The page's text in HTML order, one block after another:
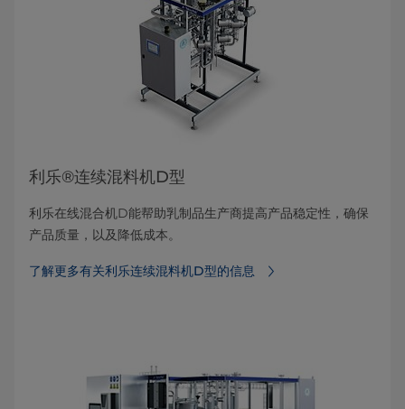
利乐®连续混料机D型
利乐在线混合机D能帮助乳制品生产商提高产品稳定性，确保
产品质量，以及降低成本。
了解更多有关利乐连续混料机D型的信息